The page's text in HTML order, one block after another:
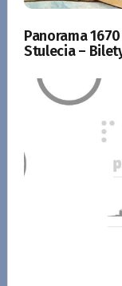
Panorama
Stulecia –